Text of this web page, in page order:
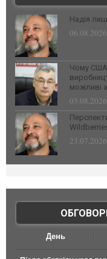
Надія
Чому США
можливі
День